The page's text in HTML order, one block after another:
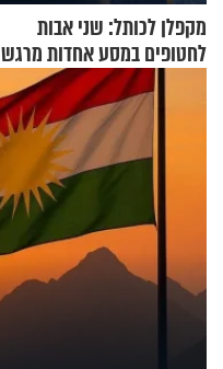
מקפלן לכותל: שני אבות
לחטופים במסע אחדות מרגש